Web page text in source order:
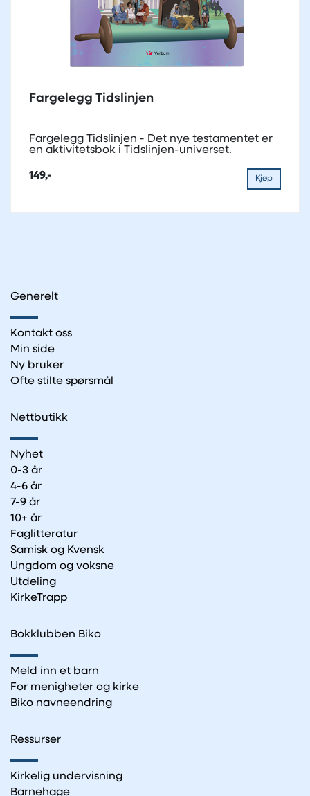
Fargelegg Tidslinjen
Fargelegg Tidslinjen - Det nye testamentet er
en aktivitetsbok i Tidslinjen-universet.
149,- Kjøp
Generelt
Kontakt oss
Min side
Ny bruker
Ofte stilte spørsmål
Nettbutikk
Nyhet
0-3 år
4-6 år
7-9 år
10+ år
Faglitteratur
Samisk og Kvensk
Ungdom og voksne
Utdeling
KirkeTrapp
Bokklubben Biko
Meld inn et barn
For menigheter og kirke
Biko navneendring
Ressurser
Kirkelig undervisning
Barnehage